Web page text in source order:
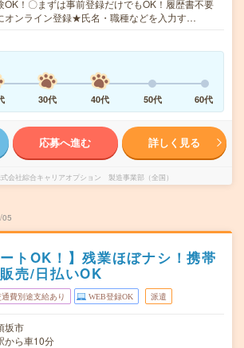
！〇まずは事前登録だけでもOK！履歴書不要
オンライン登録★氏名・職種などを入力す…
30代 40代 50代 60代
応募へ進む 詳しく見る
会社綜合キャリアオプション 製造事業部（全国）
05
ートOK！】残業ほぼナシ！携帯
売/日払いOK
通費別途支給あり WEB登録OK 派遣
坂市
から車10分